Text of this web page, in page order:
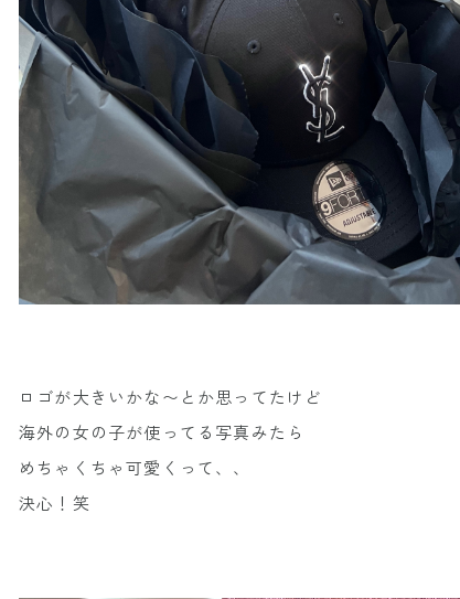
ロゴが大きいかな〜とか思ってたけど
海外の女の子が使ってる写真みたら
めちゃくちゃ可愛くって、、
決心！笑